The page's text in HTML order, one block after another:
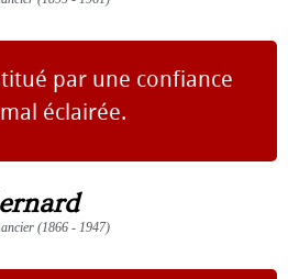
par une confiance
éclairée.
(1866 - 1947)